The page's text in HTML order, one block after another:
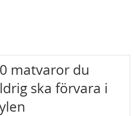
matvaror du
ska förvara i